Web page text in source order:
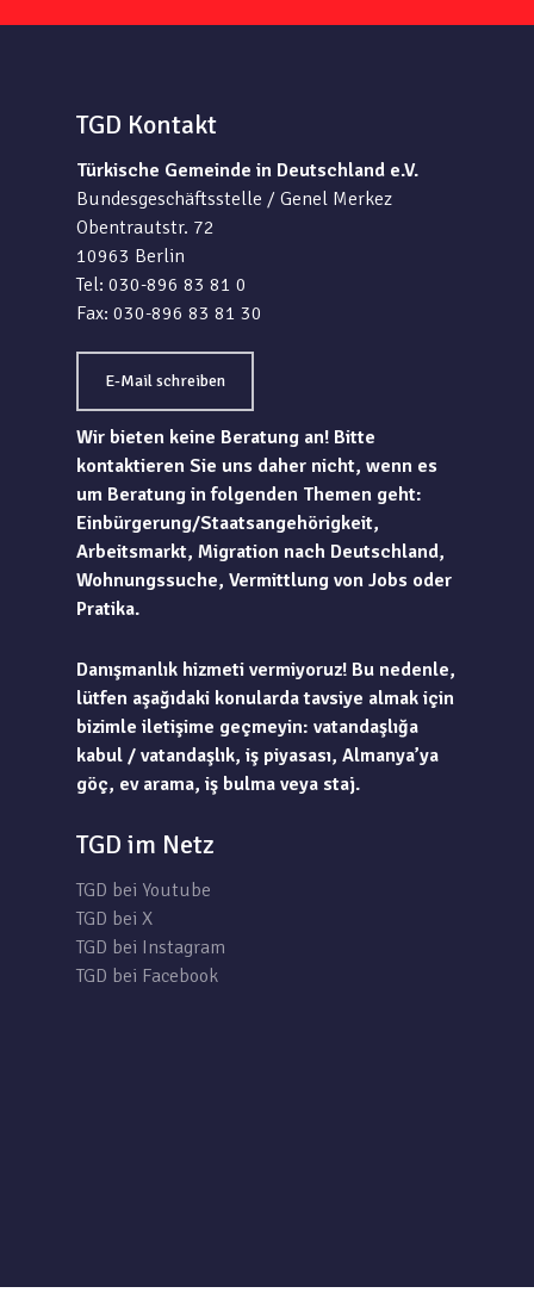
TGD Kontakt
Türkische Gemeinde in Deutschland e.V.
Bundesgeschäftsstelle / Genel Merkez
Obentrautstr. 72
10963 Berlin
Tel: 030-896 83 81 0
Fax: 030-896 83 81 30
E-Mail schreiben
Wir bieten keine Beratung an! Bitte
kontaktieren Sie uns daher nicht, wenn es
um Beratung in folgenden Themen geht:
Einbürgerung/Staatsangehörigkeit,
Arbeitsmarkt, Migration nach Deutschland,
Wohnungssuche, Vermittlung von Jobs oder
Pratika.
Danışmanlık hizmeti vermiyoruz! Bu nedenle,
lütfen aşağıdaki konularda tavsiye almak için
bizimle iletişime geçmeyin: vatandaşlığa
kabul / vatandaşlık, iş piyasası, Almanya’ya
göç, ev arama, iş bulma veya staj.
TGD im Netz
TGD bei Youtube
TGD bei X
TGD bei Instagram
TGD bei Facebook